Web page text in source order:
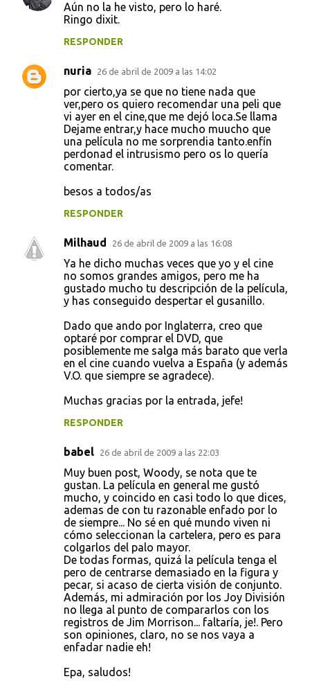
Aún no la he visto, pero lo haré.
Ringo dixit.
RESPONDER
nuria 26 de abril de 2009 a las 14:02
por cierto,ya se que no tiene nada que
ver,pero os quiero recomendar una peli que
vi ayer en el cine,que me dejó loca.Se llama
Dejame entrar,y hace mucho muucho que
una película no me sorprendia tanto.enfín
perdonad el intrusismo pero os lo quería
comentar.
besos a todos/as
RESPONDER
Milhaud 26 de abril de 2009 a las 16:08
Ya he dicho muchas veces que yo y el cine
no somos grandes amigos, pero me ha
gustado mucho tu descripción de la película,
y has conseguido despertar el gusanillo.
Dado que ando por Inglaterra, creo que
optaré por comprar el DVD, que
posiblemente me salga más barato que verla
en el cine cuando vuelva a España (y además
V.O. que siempre se agradece).
Muchas gracias por la entrada, jefe!
RESPONDER
babel 26 de abril de 2009 a las 22:03
Muy buen post, Woody, se nota que te
gustan. La película en general me gustó
mucho, y coincido en casi todo lo que dices,
ademas de con tu razonable enfado por lo
de siempre... No sé en qué mundo viven ni
cómo seleccionan la cartelera, pero es para
colgarlos del palo mayor.
De todas formas, quizá la película tenga el
pero de centrarse demasiado en la figura y
pecar, si acaso de cierta visión de conjunto.
Además, mi admiración por los Joy División
no llega al punto de compararlos con los
registros de Jim Morrison... faltaría, je!. Pero
son opiniones, claro, no se nos vaya a
enfadar nadie eh!
Epa, saludos!